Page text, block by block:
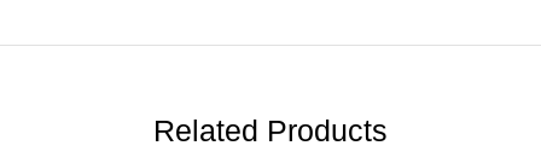
Related Products